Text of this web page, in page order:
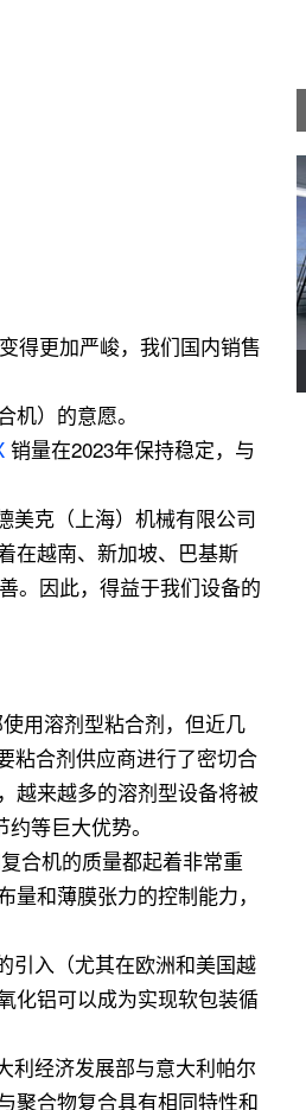
得更加严峻，我们国内销售
机）的意愿。
销量在2023年保持稳定，与
美克（上海）机械有限公司
在越南、新加坡、巴基斯
。因此，得益于我们设备的
用溶剂型粘合剂，但近几
粘合剂供应商进行了密切合
越来越多的溶剂型设备将被
等巨大优势。
合机的质量都起着非常重
和薄膜张力的控制能力，
引入（尤其在欧洲和美国越
化铝可以成为实现软包装循
利经济发展部与意大利帕尔
聚合物复合具有相同特性和